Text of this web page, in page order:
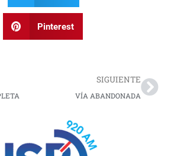
Pinterest
SIGUIENTE
VÍA ABANDONADA